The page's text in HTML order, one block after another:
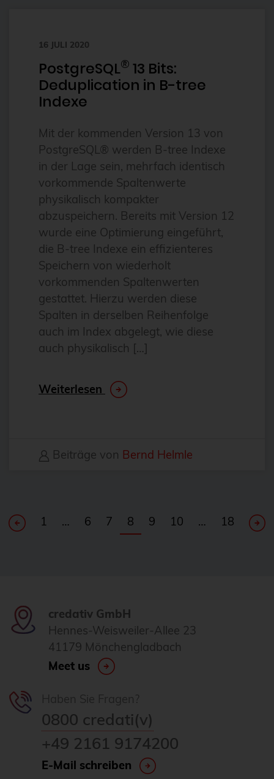
Fedora
Firewall
Flux
Foreman
FOSDEM
FOSSAsia
FreeBSD
freeipa
FreeRADIUS
Freie Software
FrOSCon
Git
Gitlab
GitOps
GnuPG
Governance
Guacamole
Helm Charts
HowTo: Proxmox-Cluster mit Ansible
erstellen
Hyper-V
i18n
Icinga2
ICU
ICU4X
16 JULI 2020
PostgreSQL® 13 Bits:
Deduplication in B-tree
Indexe
Mit der kommenden Version 13 von
PostgreSQL® werden B-tree Indexe
in der Lage sein, mehrfach identisch
vorkommende Spaltenwerte
physikalisch kompakter
abzuspeichern. Bereits mit Version 12
wurde eine Optimierung eingeführt,
die B-tree Indexe ein effizienteres
Speichern von wiederholt
vorkommenden Spaltenwerten
gestattet. Hierzu werden diese
Spalten in derselben Reihenfolge
auch im Index abgelegt, wie diese
auch physikalisch […]
Weiterlesen
Beiträge von Bernd Helmle
1 … 6 7 8 9 10 … 18
credativ GmbH
Hennes-Weisweiler-Allee 23
41179 Mönchengladbach
Meet us
0800 credati(v)
+49 2161 9174200
E-Mail schreiben